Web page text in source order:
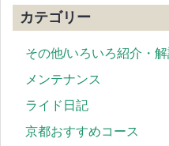
カテゴリー
その他/いろいろ紹介・解
メンテナンス
ライド日記
京都おすすめコース